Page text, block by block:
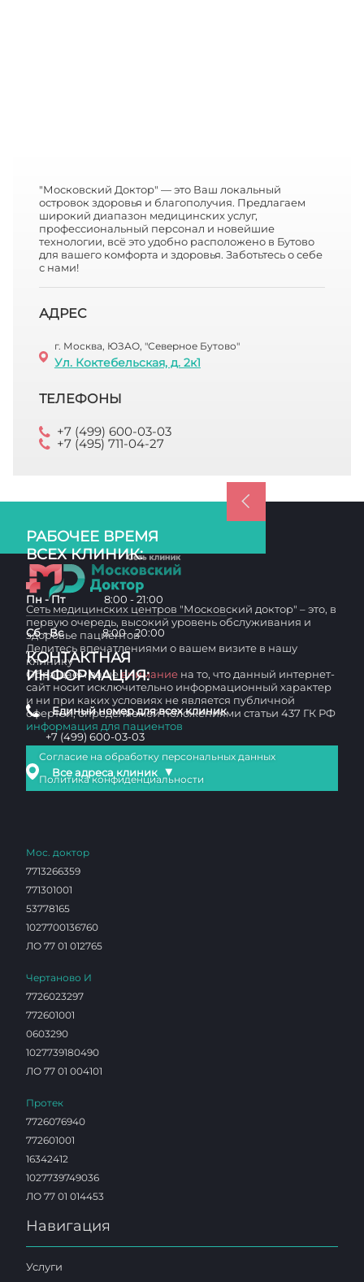
"Московский Доктор" — это Ваш локальный
островок здоровья и благополучия. Предлагаем
широкий диапазон медицинских услуг,
профессиональный персонал и новейшие
технологии, всё это удобно расположено в Бутово
для вашего комфорта и здоровья. Заботьтесь о себе
с нами!
АДРЕС
г. Москва, ЮЗАО, "Северное Бутово"
Ул. Коктебельская, д. 2к1
ТЕЛЕФОНЫ
+7 (499) 600-03-03
+7 (495) 711-04-27
РАБОЧЕЕ ВРЕМЯ
ВСЕХ КЛИНИК:
Пн - Пт 8:00 - 21:00
Сб - Вс 8:00 - 20:00
КОНТАКТНАЯ
ИНФОРМАЦИЯ:
Единый номер для всех клиник
+7 (499) 600-03-03
Все адреса клиник ▼
Сеть медицинских центров "Московский доктор" – это, в
первую очередь, высокий уровень обслуживания и
здоровье пациентов
Делитесь впечатлениями о вашем визите в нашу
клинику
Обращаем вашевнимание на то, что данный интернет-
сайт носит исключительно информационный характер
и ни при каких условиях не является публичной
офертой, определяемой положениями статьи 437 ГК РФ
информация для пациентов
Согласие на обработку персональных данных
Политика конфиденциальности
Мос. доктор
7713266359
771301001
53778165
1027700136760
ЛО 77 01 012765
Чертаново И
7726023297
772601001
0603290
1027739180490
ЛО 77 01 004101
Протек
7726076940
772601001
16342412
1027739749036
ЛО 77 01 014453
Навигация
Услуги